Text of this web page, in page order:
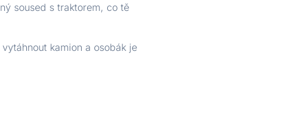
soused s traktorem, co tě
kamion a osobák je